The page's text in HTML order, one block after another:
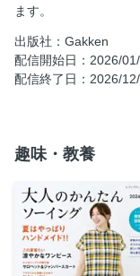
まず御朱印帳を手
御朱印帳コレクシ
もっと知りたい御
作法講座 正しく
仏像の種類
キーワードで知
一期一会の出合
【第二章】週末
祇園名刹めぐり
ます。
出版社：Gakken
配信開始日：2026/
配信終了日：2026/
趣味・教養